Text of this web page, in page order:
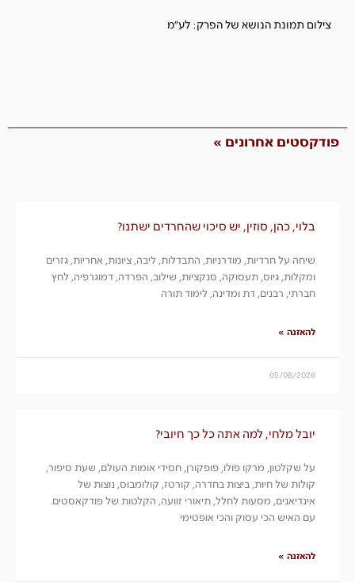
צילום תמונת הנושא של הפרק: לע"מ
פודקסטים אחרונים »
בלוי, כהן, סוזין, יש סיכוי שהחרדים ישתנו?
שיחה על חרדיות, מודרניות, התבדלות, ליבה, ציונות, אחריות, גזרים
ומקלות, גיוס, תעסוקה, סנקציות, שילוב, הפרדה, דמוגרפיה, לחץ
חברתי, רבנים, דת ומדינה, לימוד תורה
להאזנה »
05/08/2026
יובל מלחי, למה אתה כל כך חיובי?
על שקלטון, מרקו פולו, פופקורן, חסידי אומות העולם, שעת סיפור,
קולות של חיות, ביצות בחדרה, קורטז, קולומבוס, נוצות של
אינדיאנים, מסעות לחלל, תיאורי זוועה, הקלטות של פודקאסטים.
עם האיש הכי עסוק והכי אופטימי
להאזנה »